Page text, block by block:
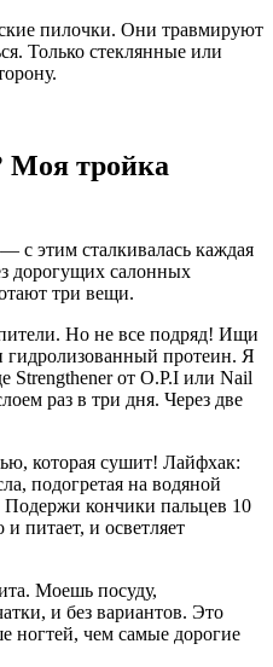
пилочки. Они травмируют
Только стеклянные или
Моя тройка
с этим сталкивалась каждая
дорогущих салонных
три вещи.
Но не все подряд! Ищи
гидролизованный протеин. Я
Strengthener от O.P.I или Nail
раз в три дня. Через две
которая сушит! Лайфхак:
подогретая на водяной
кончики пальцев 10
питает, и осветляет
Моешь посуду,
и без вариантов. Это
ногтей, чем самые дорогие